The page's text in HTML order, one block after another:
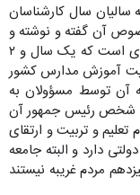
سال کارشناسان
آن گفته و نوشته و
اظهار نگرانی کرده‌اند. این افت محسوس، پیامدی است که یک سال و ۲
آموزش مدارس کشور
آن توسط مسؤولان به
و شخص رئیس جمهور آن
و تربیت و ارتقای
دارد و البته جامعه
مردم غریبه نیستند